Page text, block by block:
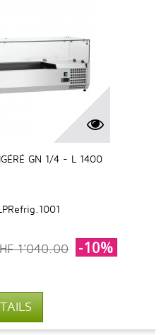
GN 1/4 - L 1400
1'040.00 -10%